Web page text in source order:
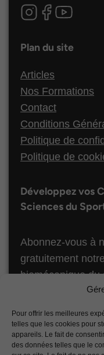
Pour offrir les meilleures
telles que les cookies pour
appareils. Le fait de
des données telles que le
Plan du site
Articles
Nos Formations
Contact
Conditions
Politique de
Politique de
Développez vos
Sciences du
Abonnez-vous à
gratuitement
biomécanique du
le développer
issu de notre
du Fitness”.